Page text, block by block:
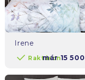
Irene
Raktáron
már15 500